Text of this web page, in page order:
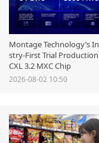
Montage Technology’s
stry-First Trial
CXL 3.2 MXC Chip
2026-08-02 10:50